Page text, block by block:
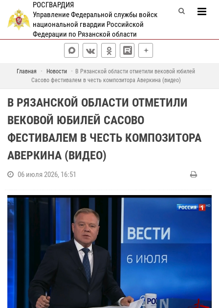
РОСГВАРДИЯ
Управление Федеральной службы войск
национальной гвардии Российской
Федерации по Рязанской области
Главная Новости
В Рязанской области отметили вековой юбилей
Сасово фестивалем в честь композитора Аверкина (видео)
В РЯЗАНСКОЙ ОБЛАСТИ ОТМЕТИЛИ
ВЕКОВОЙ ЮБИЛЕЙ САСОВО
ФЕСТИВАЛЕМ В ЧЕСТЬ КОМПОЗИТОРА
АВЕРКИНА (ВИДЕО)
06 июля 2026, 16:51